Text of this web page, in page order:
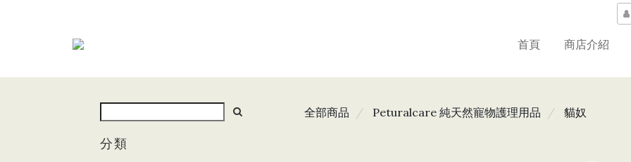
首頁 商店介紹
分類
全部商品 Peturalcare 純天然寵物護理用品 貓奴